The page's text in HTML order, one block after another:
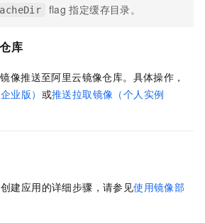
flag 指定缓存目录。
库
像推送至阿里云镜像仓库。具体操作，
业版） 或推送拉取镜像（个人实例
建应用的详细步骤，请参见使用镜像部